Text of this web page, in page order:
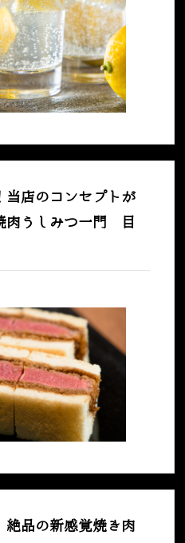
当店のコンセプトが
肉うしみつ一門 目
品の新感覚焼き肉